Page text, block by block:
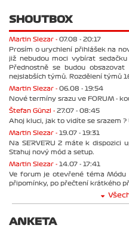
SHOUTBOX
Martin Slezar - 07.08 - 20:17
Prosím o urychlení přihlášek na
již nebudou moci vybírat
Přednostně se budou
nejslabších týmů. Rozdělení týmů
Martin Slezar - 06.08 - 19:54
Nové termíny srazu ve FORUM -
Štefan Günzl - 27.07 - 08:45
Ahoj kluci, jak to vidíte se srazem
Martin Slezar - 19.07 - 19:31
Na SERVERU 2 máte k dispozici
Stahuj nový mód a setup.
Martin Slezar - 14.07 - 17:41
Ve forum je otevřené téma
připomínky, po přečtení krátkého
ANKETA